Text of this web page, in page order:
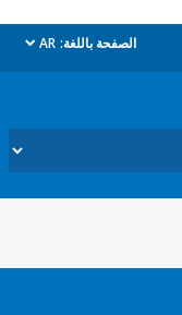
الصفحة باللغة: AR
dropdown